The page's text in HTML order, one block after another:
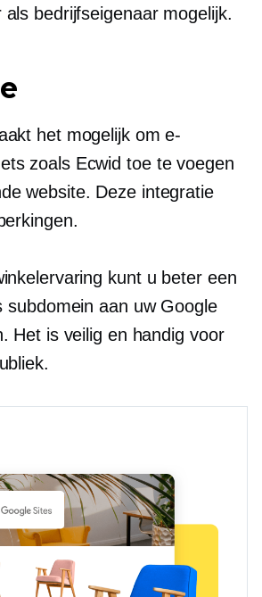
bedrijfseigenaar mogelijk.
het mogelijk om e-
zoals Ecwid toe te voegen
website. Deze integratie
kunt u beter een
subdomein aan uw Google
Het is veilig en handig voor